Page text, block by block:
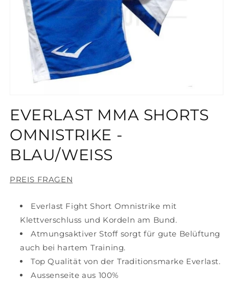
in
Modal
öffnen
EVERLAST MMA SHORTS
OMNISTRIKE -
BLAU/WEISS
PREIS FRAGEN
Everlast Fight Short Omnistrike mit
Klettverschluss und Kordeln am Bund.
Atmungsaktiver Stoff sorgt für gute Belüftung
auch bei hartem Training.
Top Qualität von der Traditionsmarke Everlast.
Aussenseite aus 100%